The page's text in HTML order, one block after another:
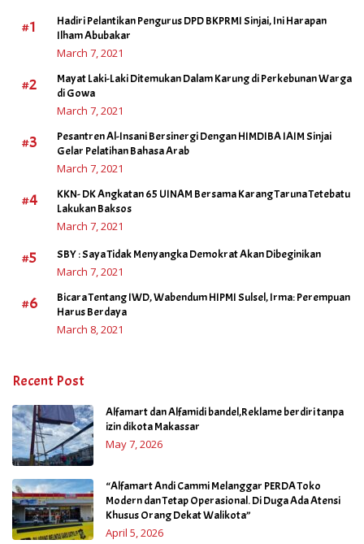
#1
Hadiri Pelantikan Pengurus DPD BKPRMI Sinjai, Ini Harapan
Ilham Abubakar
March 7, 2021
#2
Mayat Laki-Laki Ditemukan Dalam Karung di Perkebunan Warga
di Gowa
March 7, 2021
#3
Pesantren Al-Insani Bersinergi Dengan HIMDIBA IAIM Sinjai
Gelar Pelatihan Bahasa Arab
March 7, 2021
#4
KKN- DK Angkatan 65 UINAM Bersama Karang Taruna Tetebatu
Lakukan Baksos
March 7, 2021
#5 SBY : Saya Tidak Menyangka Demokrat Akan Dibeginikan
March 7, 2021
#6
Bicara Tentang IWD, Wabendum HIPMI Sulsel, Irma: Perempuan
Harus Berdaya
March 8, 2021
Recent Post
Alfamart dan Alfamidi bandel,Reklame berdiri tanpa
izin dikota Makassar
May 7, 2026
“Alfamart Andi Cammi Melanggar PERDA Toko
Modern dan Tetap Operasional. Di Duga Ada Atensi
Khusus Orang Dekat Walikota”
April 5, 2026